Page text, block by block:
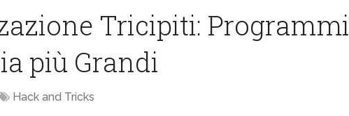
Tricipiti: Programmi
più Grandi
Hack and Tricks